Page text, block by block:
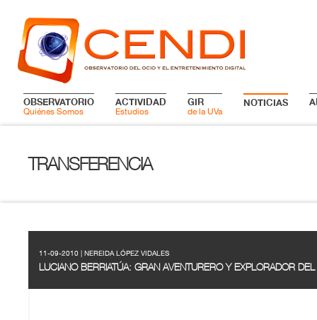
OBSERVATORIO
Quiénes Somos
ACTIVIDAD
Estudios
GIR
de la UVa
NOTICIAS
TRANSFERENCIA
11-09-2010 | NEREIDA LÓPEZ VIDALES
LUCIANO BERRIATÚA: GRAN AVENTURERO Y EXPLORADOR